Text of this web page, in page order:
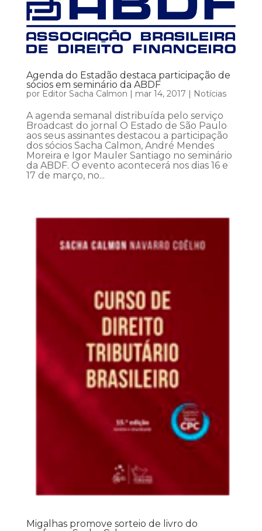
Agenda do Estadão destaca participação de
sócios em seminário da ABDF
por Editor Sacha Calmon | mar 14, 2017 | Notícias
A agenda semanal distribuída pelo serviço
Broadcast do jornal O Estado de São Paulo
aos seus assinantes destacou a participação
dos sócios Sacha Calmon, André Mendes
Moreira e Igor Mauler Santiago no seminário
da ABDF. O evento acontecerá nos dias 16 e
17 de março, no...
Migalhas promove sorteio de livro do